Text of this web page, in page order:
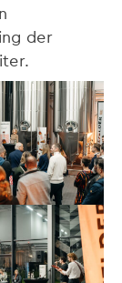
der